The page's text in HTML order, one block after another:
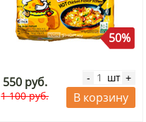
50%
550 руб.
1 100 руб.
- шт +
В корзину